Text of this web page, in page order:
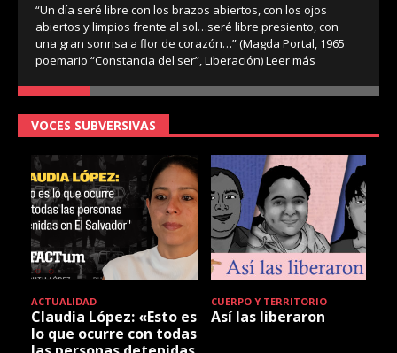
“Un día seré libre con los brazos abiertos, con los ojos
abiertos y limpios frente al sol…seré libre presiento, con
una gran sonrisa a flor de corazón…” (Magda Portal, 1965
poemario “Constancia del ser”, Liberación)Leer más
VOCES SUBVERSIVAS
ACTUALIDAD
Claudia López: «Esto es
lo que ocurre con todas
CUERPO Y TERRITORIO
Así las liberaron